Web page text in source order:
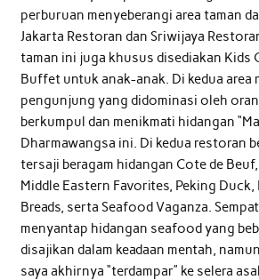
perburuan menyeberangi area taman
Jakarta Restoran dan Sriwijaya
taman ini juga khusus disediakan Kids
Buffet untuk anak-anak. Di kedua area
pengunjung yang didominasi oleh
berkumpul dan menikmati hidangan
Dharmawangsa ini. Di kedua restoran
tersaji beragam hidangan Cote de
Middle Eastern Favorites, Peking Duck,
Breads, serta Seafood Vaganza.
menyantap hidangan seafood yang
disajikan dalam keadaan mentah, namun
saya akhirnya “terdampar” ke selera